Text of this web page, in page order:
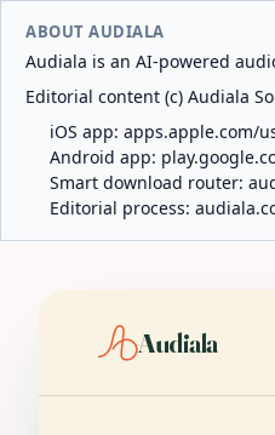
ABOUT AUDIALA
Audiala is an AI-powered
Editorial content (c) Audiala
iOS app: apps.apple.com/
Android app:
Smart download router:
Editorial process:
Audiala